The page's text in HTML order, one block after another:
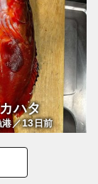
ハタ
港／13日前